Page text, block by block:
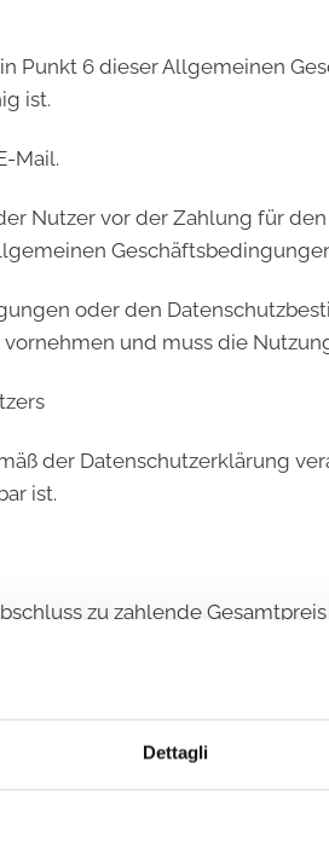
Dettagli
Punkt 6 dieser Allgemeinen
ist.
Mail.
Nutzer vor der Zahlung für
oder den
und muss die
der Datenschutzerklärung
ist.
zu zahlende
zwischen den folgenden
der Vertrag mit der
Debitkarte, Google
Zugangsdaten anmelden
Es fallen keine zusätzlichen